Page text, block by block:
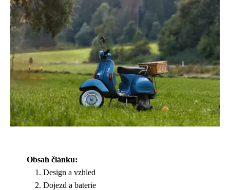
Obsah článku:
Design a vzhled
Dojezd a baterie